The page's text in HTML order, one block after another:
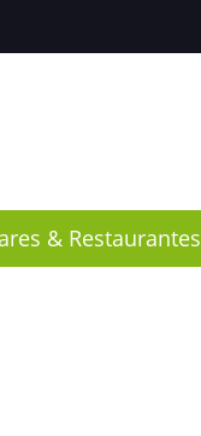
& Restaurantes